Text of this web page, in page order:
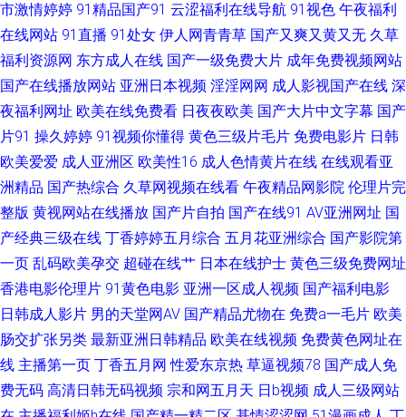
艹 韩国无码AV 日韩熟女另类视频 91精品国产孕妇 国产精品偷综合 免费欧美
A片视频 午夜成人导航 91韩国黄色网页 成人超碰自拍 黑丝美女内射自慰 男
人午夜网站 日韩亚欧特 2026肏逼网 国产极品另类 av久色 日韩AV激情网 大
香蕉97 亚洲第一夜 国产99 探花熟女 精品久久区 亚洲av青草影院 亚洲成人
网站大全 含羞草porn 色色爽成人精品 国产午夜精品福利 91福利合集系列 东
日本一本免费观看 91密桃视频 国产TS系里 蜜桃福利影院 天堂社一区二区
91成人社区电影 草草视频 精品二区精品 色网在线观看 大香蕉伊人干 色中色
综合色图
市激情婷婷 91精品国产91 云涩福利在线导航 91视色 午夜福利
在线网站 91直播 91处女 伊人网青青草 国产又爽又黄又无 久草
福利资源网 东方成人在线 国产一级免费大片 成年免费视频网站
国产在线播放网站 亚洲日本视频 淫淫网网 成人影视国产在线 深
夜福利网址 欧美在线免费看 日夜夜欧美 国产大片中文字幕 国产
片91 操久婷婷 91视频你懂得 黄色三级片毛片 免费电影片 日韩
欧美爱爱 成人亚洲区 欧美性16 成人色情黄片在线 在线观看亚
洲精品 国产热综合 久草网视频在线看 午夜精品网影院 伦理片完
整版 黄视网站在线播放 国产片自拍 国产在线91 AV亚洲网址 国
产经典三级在线 丁香婷婷五月综合 五月花亚洲综合 国产影院第
一页 乱码欧美孕交 超碰在线艹 日本在线护士 黄色三级免费网址
香港电影伦理片 91黄色电影 亚洲一区成人视频 国产福利电影
日韩成人影片 男的天堂网AV 国产精品尤物在 免费a一毛片 欧美
肠交扩张另类 最新亚洲日韩精品 欧美在线视频 免费黄色网址在
线 主播第一页 丁香五月网 性爱东京热 草逼视频78 国产成人免
费无码 高清日韩无码视频 宗和网五月天 日b视频 成人三级网站